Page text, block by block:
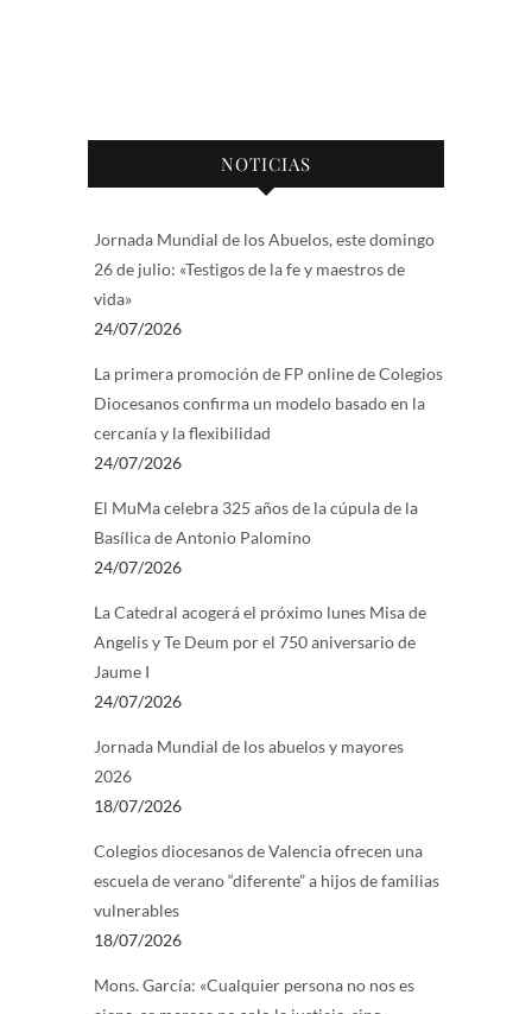
NOTICIAS
Jornada Mundial de los Abuelos, este domingo
26 de julio: «Testigos de la fe y maestros de
vida»
24/07/2026
La primera promoción de FP online de Colegios
Diocesanos confirma un modelo basado en la
cercanía y la flexibilidad
24/07/2026
El MuMa celebra 325 años de la cúpula de la
Basílica de Antonio Palomino
24/07/2026
La Catedral acogerá el próximo lunes Misa de
Angelis y Te Deum por el 750 aniversario de
Jaume I
24/07/2026
Jornada Mundial de los abuelos y mayores
2026
18/07/2026
Colegios diocesanos de Valencia ofrecen una
escuela de verano “diferente” a hijos de familias
vulnerables
18/07/2026
Mons. García: «Cualquier persona no nos es